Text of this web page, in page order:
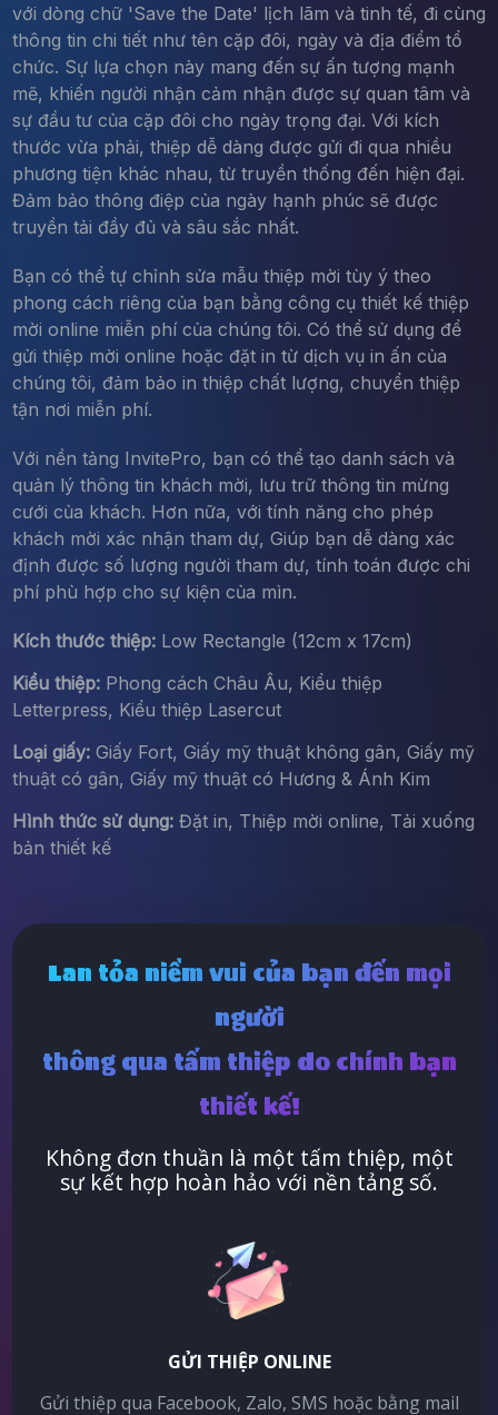
với dòng chữ 'Save the Date' lịch lãm và tinh tế, đi cùng
thông tin chi tiết như tên cặp đôi, ngày và địa điểm tổ
chức. Sự lựa chọn này mang đến sự ấn tượng mạnh
mẽ, khiến người nhận cảm nhận được sự quan tâm và
sự đầu tư của cặp đôi cho ngày trọng đại. Với kích
thước vừa phải, thiệp dễ dàng được gửi đi qua nhiều
phương tiện khác nhau, từ truyền thống đến hiện đại.
Đảm bảo thông điệp của ngày hạnh phúc sẽ được
truyền tải đầy đủ và sâu sắc nhất.
Bạn có thể tự chỉnh sửa mẫu thiệp mời tùy ý theo
phong cách riêng của bạn bằng công cụ thiết kế thiệp
mời online miễn phí của chúng tôi. Có thể sử dụng để
gửi thiệp mời online hoặc đặt in từ dịch vụ in ấn của
chúng tôi, đảm bảo in thiệp chất lượng, chuyển thiệp
tận nơi miễn phí.
Với nền tảng InvitePro, bạn có thể tạo danh sách và
quản lý thông tin khách mời, lưu trữ thông tin mừng
cưới của khách. Hơn nữa, với tính năng cho phép
khách mời xác nhận tham dự, Giúp bạn dễ dàng xác
định được số lượng người tham dự, tính toán được chi
phí phù hợp cho sự kiện của mìn.
Kích thước thiệp:Low Rectangle (12cm x 17cm)
Kiểu thiệp:Phong cách Châu Âu, Kiểu thiệp
Letterpress, Kiểu thiệp Lasercut
Loại giấy:Giấy Fort, Giấy mỹ thuật không gân, Giấy mỹ
thuật có gân, Giấy mỹ thuật có Hương & Ánh Kim
Hình thức sử dụng:Đặt in, Thiệp mời online, Tải xuống
bản thiết kế
Lan tỏa niềm vui của bạn đến mọi
người
thông qua tấm thiệp do chính bạn
thiết kế!
Không đơn thuần là một tấm thiệp, một
sự kết hợp hoàn hảo với nền tảng số.
GỬI THIỆP ONLINE
Gửi thiệp qua Facebook, Zalo, SMS hoặc bằng mail